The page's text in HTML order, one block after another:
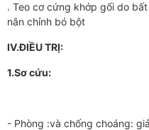
. Teo cơ cứng khớp gối do
nắn chỉnh bó bột
IV.ĐIỀU TRỊ:
1.Sơ cứu:
- Phòng :và chống choáng: